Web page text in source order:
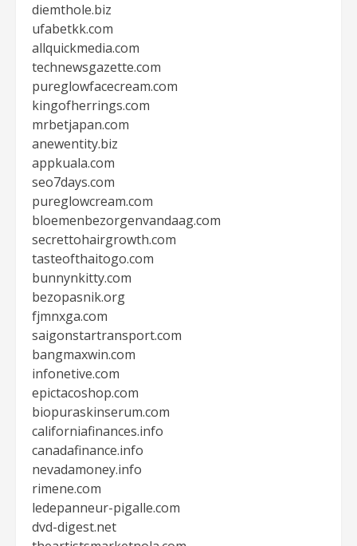
diemthole.biz
ufabetkk.com
allquickmedia.com
technewsgazette.com
pureglowfacecream.com
kingofherrings.com
mrbetjapan.com
anewentity.biz
appkuala.com
seo7days.com
pureglowcream.com
bloemenbezorgenvandaag.com
secrettohairgrowth.com
tasteofthaitogo.com
bunnynkitty.com
bezopasnik.org
fjmnxga.com
saigonstartransport.com
bangmaxwin.com
infonetive.com
epictacoshop.com
biopuraskinserum.com
californiafinances.info
canadafinance.info
nevadamoney.info
rimene.com
ledepanneur-pigalle.com
dvd-digest.net